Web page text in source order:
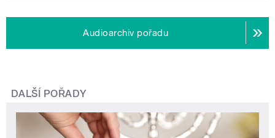
Audioarchiv pořadu
DALŠÍ POŘADY